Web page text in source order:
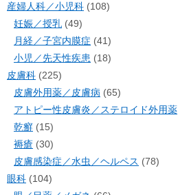
産婦人科／小児科 (108)
妊娠／授乳 (49)
月経／子宮内膜症 (41)
小児／先天性疾患 (18)
皮膚科 (225)
皮膚外用薬／皮膚病 (65)
アトピー性皮膚炎／ステロイド外用薬
乾癬 (15)
褥瘡 (30)
皮膚感染症／水虫／ヘルペス (78)
眼科 (104)